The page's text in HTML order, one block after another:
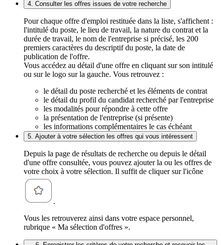
4. Consulter les offres issues de votre recherche
Pour chaque offre d'emploi restituée dans la liste, s'affichent :
l'intitulé du poste, le lieu de travail, la nature du contrat et la
durée de travail, le nom de l'entreprise si précisé, les 200
premiers caractères du descriptif du poste, la date de
publication de l'offre.
Vous accédez au détail d'une offre en cliquant sur son intitulé
ou sur le logo sur la gauche. Vous retrouvez :
le détail du poste recherché et les éléments de contrat
le détail du profil du candidat recherché par l'entreprise
les modalités pour répondre à cette offre
la présentation de l'entreprise (si présente)
les informations complémentaires le cas échéant
5. Ajouter à votre sélection les offres qui vous intéressent
Depuis la page de résultats de recherche ou depuis le détail
d'une offre consultée, vous pouvez ajouter la ou les offres de
votre choix à votre sélection. Il suffit de cliquer sur l'icône
.
Vous les retrouverez ainsi dans votre espace personnel,
rubrique « Ma sélection d'offres ».